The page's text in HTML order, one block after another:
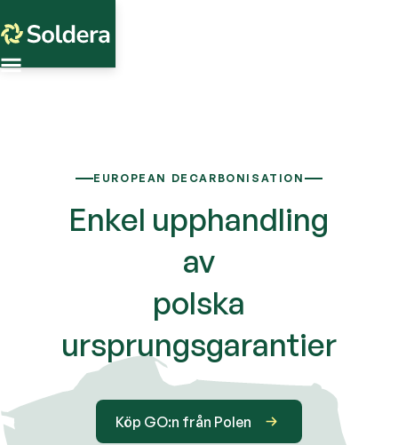
Enkel upphandling
av
polska
ursprungsgarantier
EUROPEAN DECARBONISATION
Köp GO:n från Polen